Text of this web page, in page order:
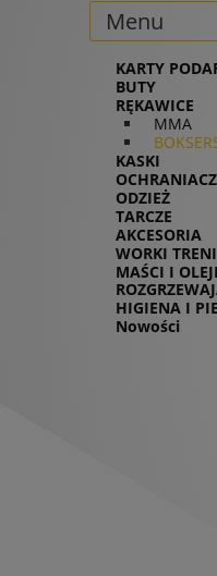
Menu
KARTY
BUTY
RĘKAWICE
MMA
KASKI
ODZIEŻ
TARCZE
AKCESORIA
WORKI
MAŚCI I
HIGIENA I
Nowości